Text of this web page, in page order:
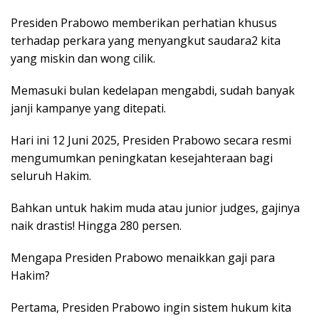
Presiden Prabowo memberikan perhatian khusus
terhadap perkara yang menyangkut saudara2 kita
yang miskin dan wong cilik.
Memasuki bulan kedelapan mengabdi, sudah banyak
janji kampanye yang ditepati.
Hari ini 12 Juni 2025, Presiden Prabowo secara resmi
mengumumkan peningkatan kesejahteraan bagi
seluruh Hakim.
Bahkan untuk hakim muda atau junior judges, gajinya
naik drastis! Hingga 280 persen.
Mengapa Presiden Prabowo menaikkan gaji para
Hakim?
Pertama, Presiden Prabowo ingin sistem hukum kita